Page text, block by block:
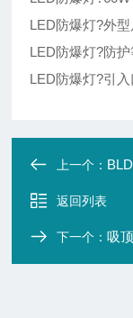
LED防爆灯?外
LED防爆灯?防
LED防爆灯?引
上一个：
返回列表
下一个： 吸